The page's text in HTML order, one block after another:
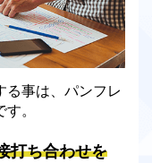
る事は、パンフレ
。
打ち合わせを